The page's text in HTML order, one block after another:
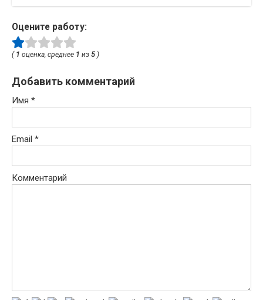
Оцените работу:
( 1 оценка, среднее 1 из 5 )
Добавить комментарий
Имя *
Email *
Комментарий